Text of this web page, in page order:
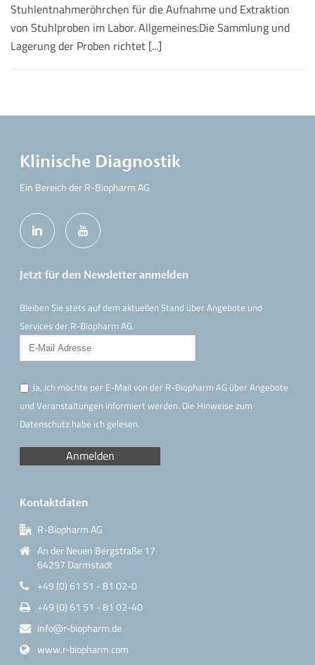
Stuhlentnahmeröhrchen für die Aufnahme und Extraktion
von Stuhlproben im Labor. Allgemeines:Die Sammlung und
Lagerung der Proben richtet [...]
Klinische Diagnostik
Ein Bereich der R-Biopharm AG
Jetzt für den Newsletter anmelden
Bleiben Sie stets auf dem aktuellen Stand über Angebote und
Services der R-Biopharm AG.
Ja, ich möchte per E-Mail von der R-Biopharm AG über Angebote
und Veranstaltungen informiert werden. Die Hinweisezum
Datenschutz habe ich gelesen.
Kontaktdaten
R-Biopharm AG
An der Neuen Bergstraße 17
64297 Darmstadt
+49 (0) 61 51 - 81 02-0
+49 (0) 61 51 - 81 02-40
info@r-biopharm.de
www.r-biopharm.com